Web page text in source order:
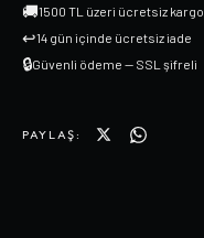
🚚1500 TL üzeri ücretsiz kargo
↩14 gün içinde ücretsiz iade
🔒Güvenli ödeme — SSL şifreli
PAYLAŞ: